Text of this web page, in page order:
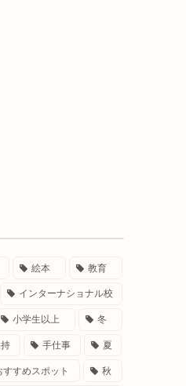
絵本 教育
インターナショナル校
小学生以上 冬
手仕事 夏
すすめスポット 秋